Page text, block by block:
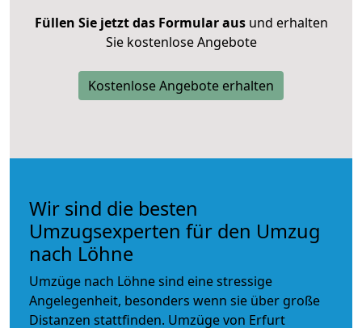
Füllen Sie jetzt das Formular ausund erhalten
Sie kostenlose Angebote
Kostenlose Angebote erhalten
Wir sind die besten
Umzugsexperten für den Umzug
nach Löhne
Umzüge nach Löhne sind eine stressige
Angelegenheit, besonders wenn sie über große
Distanzen stattfinden. Umzüge von Erfurt